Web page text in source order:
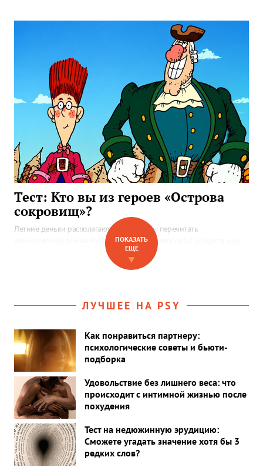
Тест: Кто вы из героев «Острова
сокровищ»?
Летние деньки располагают к тому, чтобы перечитать
великолепный роман Роберта Льюиса Стивенсона. Пройдите наш
тест и узнайте, кем бы из команды «Испаньолы» стали вы.
ПОКАЗАТЬ
ЕЩЁ
▼
ЛУЧШЕЕ НА PSY
Как понравиться партнеру:
психологические советы и бьюти-
подборка
Удовольствие без лишнего веса: что
происходит с интимной жизнью после
похудения
Тест на недюжинную эрудицию:
Сможете угадать значение хотя бы 3
редких слов?